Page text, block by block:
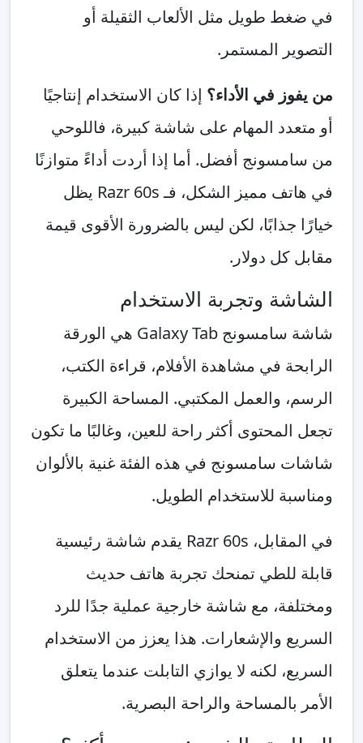
في ضغط طويل مثل الألعاب الثقيلة أو
التصوير المستمر.
من يفوز في الأداء؟ إذا كان الاستخدام إنتاجيًا
أو متعدد المهام على شاشة كبيرة، فاللوحي
من سامسونج أفضل. أما إذا أردت أداءً متوازنًا
في هاتف مميز الشكل، فـ Razr 60s يظل
خيارًا جذابًا، لكن ليس بالضرورة الأقوى قيمة
مقابل كل دولار.
الشاشة وتجربة الاستخدام
شاشة سامسونج Galaxy Tab هي الورقة
الرابحة في مشاهدة الأفلام، قراءة الكتب،
الرسم، والعمل المكتبي. المساحة الكبيرة
تجعل المحتوى أكثر راحة للعين، وغالبًا ما تكون
شاشات سامسونج في هذه الفئة غنية بالألوان
ومناسبة للاستخدام الطويل.
في المقابل، Razr 60s يقدم شاشة رئيسية
قابلة للطي تمنحك تجربة هاتف حديث
ومختلفة، مع شاشة خارجية عملية جدًا للرد
السريع والإشعارات. هذا يعزز من الاستخدام
السريع، لكنه لا يوازي التابلت عندما يتعلق
الأمر بالمساحة والراحة البصرية.